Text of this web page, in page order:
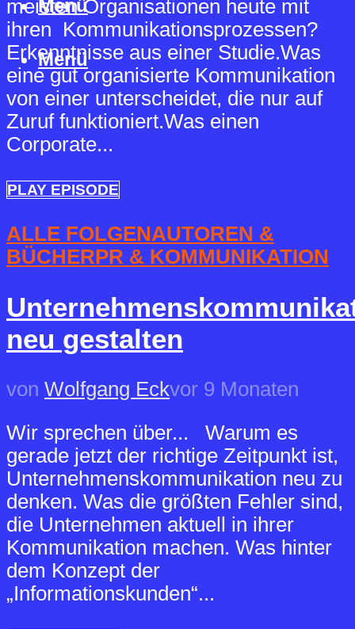
Menü
Menü
meisten Organisationen heute mit
ihren Kommunikationsprozessen?
Erkenntnisse aus einer Studie.Was
eine gut organisierte Kommunikation
von einer unterscheidet, die nur auf
Zuruf funktioniert.Was einen
Corporate...
PLAY EPISODE
ALLE FOLGENAUTOREN &
BÜCHERPR & KOMMUNIKATION
neu gestalten
von Wolfgang Eckvor 9 Monaten
Wir sprechen über... Warum es
gerade jetzt der richtige Zeitpunkt ist,
Unternehmenskommunikation neu zu
denken. Was die größten Fehler sind,
die Unternehmen aktuell in ihrer
Kommunikation machen. Was hinter
dem Konzept der
„Informationskunden“...